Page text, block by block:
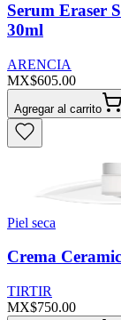
Serum Eraser
30ml
ARENCIA
MX$605.00
Agregar al carrito
Piel seca
Crema
TIRTIR
MX$750.00